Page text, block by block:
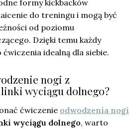
formy kickbacków
do treningu i mogą być
od poziomu
Dzięki temu każdy
idealną dla siebie.
nogi z
wyciągu dolnego?
ćwiczenie odwodzenia nogi
wyciągu dolnego, warto